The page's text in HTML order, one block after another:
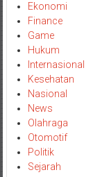
Ekonomi
Finance
Game
Hukum
Internasional
Kesehatan
Nasional
News
Olahraga
Otomotif
Politik
Sejarah